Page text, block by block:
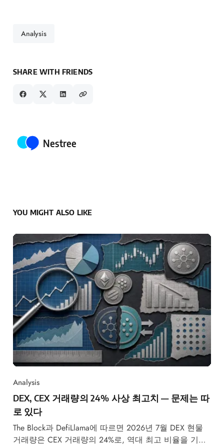
Analysis
SHARE WITH FRIENDS
Posted by
Nestree
YOU MIGHT ALSO LIKE
Analysis
DEX, CEX 거래량의 24% 사상 최고치 — 문제는 따
로 있다
The Block과 DefiLlama에 따르면 2026년 7월 DEX 현물
거래량은 CEX 거래량의 24%로, 역대 최고 비율을 기록